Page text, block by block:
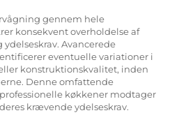
gennem hele
konsekvent overholdelse af
Avancerede
eventuelle variationer i
konstruktionskvalitet, inden
Denne omfattende
køkkener modtager
krævende ydelseskrav.